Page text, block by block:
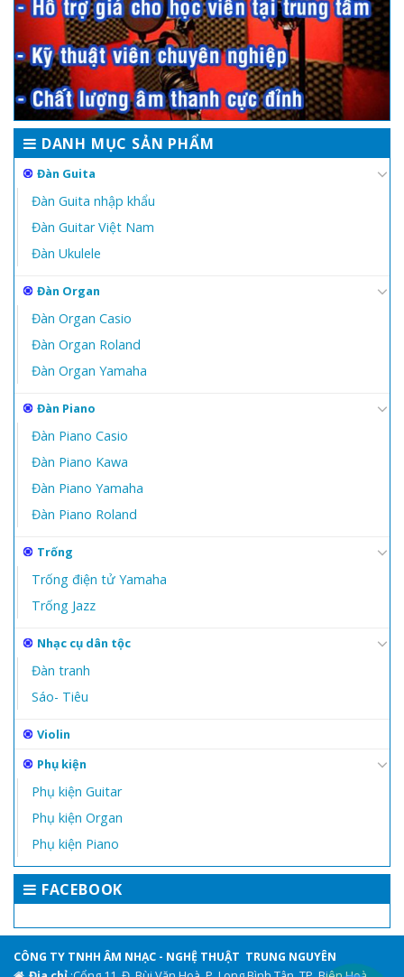
DANH MỤC SẢN PHẨM
Đàn Guita
Đàn Guita nhập khẩu
Đàn Guitar Việt Nam
Đàn Ukulele
Đàn Organ
Đàn Organ Casio
Đàn Organ Roland
Đàn Organ Yamaha
Đàn Piano
Đàn Piano Casio
Đàn Piano Kawa
Đàn Piano Yamaha
Đàn Piano Roland
Trống
Trống điện tử Yamaha
Trống Jazz
Nhạc cụ dân tộc
Đàn tranh
Sáo- Tiêu
Violin
Phụ kiện
Phụ kiện Guitar
Phụ kiện Organ
Phụ kiện Piano
FACEBOOK
CÔNG TY TNHH ÂM NHẠC - NGHỆ THUẬT TRUNG NGUYÊN